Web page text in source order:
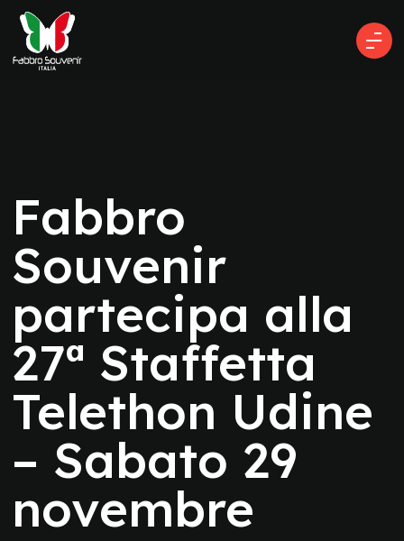
Fabbro
Souvenir
partecipa alla
27ª Staffetta
Telethon Udine
– Sabato 29
novembre